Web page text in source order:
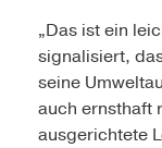
„Das ist ein
signalisiert,
seine
auch ernsthaft
ausgerichtete